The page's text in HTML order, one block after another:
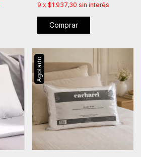
9 x $1.937,30 sin interés
Comprar